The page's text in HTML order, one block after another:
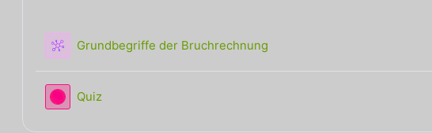
Grundbegriffe der Bruchrechnung
QuizHotPot